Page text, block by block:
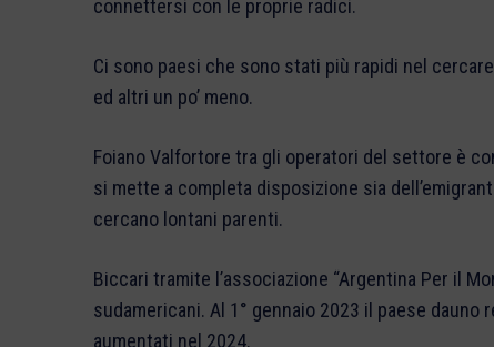
connettersi con le proprie radici.
Ci sono paesi che sono stati più rapidi nel
ed altri un po’ meno.
Foiano Valfortore tra gli operatori del settore è
si mette a completa disposizione sia
cercano lontani parenti.
Biccari tramite l’associazione “Argentina Per il
sudamericani. Al 1° gennaio 2023 il paese
aumentati nel 2024.